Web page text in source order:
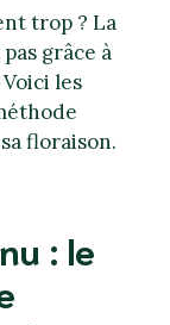
trop ? La
grâce à
les
floraison.
: le